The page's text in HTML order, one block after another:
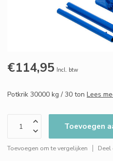
€114,95 Incl. btw
Potkrik 30000 kg / 30 ton Lees
Toevoegen
Toevoegen om te vergelijken